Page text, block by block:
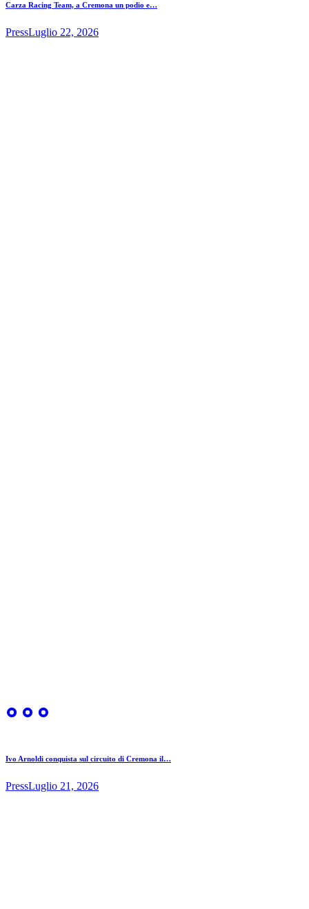
Carza Racing Team, a Cremona un podio e…
PressLuglio 22, 2026
Ivo Arnoldi conquista sul circuito di Cremona il…
PressLuglio 21, 2026